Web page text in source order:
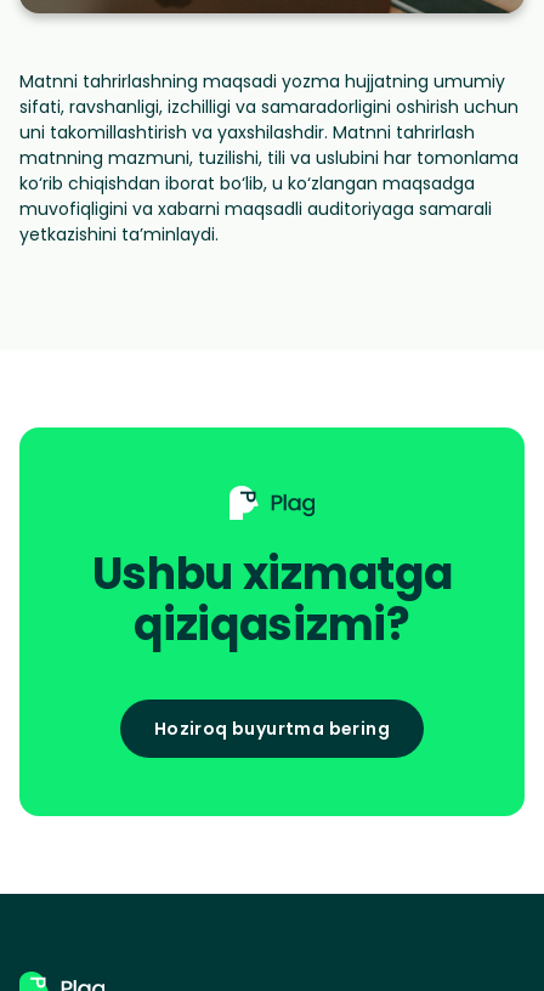
Matnni tahrirlashning maqsadi yozma hujjatning umumiy
sifati, ravshanligi, izchilligi va samaradorligini oshirish uchun
uni takomillashtirish va yaxshilashdir. Matnni tahrirlash
matnning mazmuni, tuzilishi, tili va uslubini har tomonlama
ko‘rib chiqishdan iborat bo‘lib, u ko‘zlangan maqsadga
muvofiqligini va xabarni maqsadli auditoriyaga samarali
yetkazishini ta’minlaydi.
Ushbu xizmatga
qiziqasizmi?
Hoziroq buyurtma bering